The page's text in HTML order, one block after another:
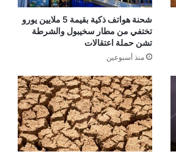
شحنة هواتف ذكية بقيمة 5 ملايين يورو
تختفي من مطار سخيبول والشرطة
تشن حملة اعتقالات
منذ أسبوعين